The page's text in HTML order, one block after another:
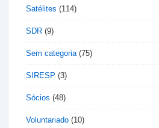
Satélites (114)
SDR (9)
Sem categoria(75)
SIRESP (3)
Sócios (48)
Voluntariado (10)